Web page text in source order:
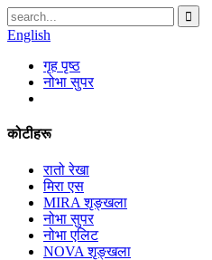
English
गृह पृष्ठ
नोभा सुपर
कोटीहरू
रातो रेखा
मिरा एस
MIRA शृङ्खला
नोभा सुपर
नोभा एलिट
NOVA शृङ्खला